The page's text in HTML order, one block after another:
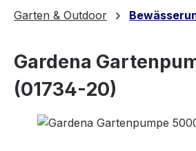
Garten & Outdoor
Gardena
(01734-20)
Bildergalerie überspringen